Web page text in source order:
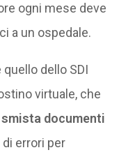
ogni mese deve
a un ospedale.
dello SDI
virtuale, che
smista documenti
errori per